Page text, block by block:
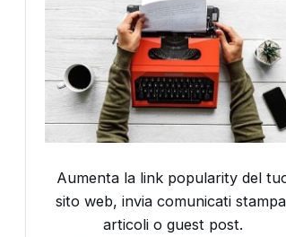
Aumenta la link popularity del
sito web, invia comunicati
articoli o guest post.